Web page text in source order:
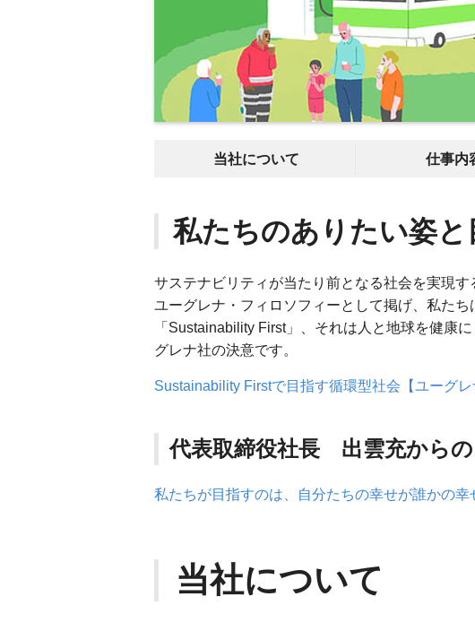
当社について 仕事内
私たちのありたい姿と
サステナビリティが当たり前となる社会を実現
ユーグレナ・フィロソフィーとして掲げ、私たち
「Sustainability First」、それは人と地球を健康
グレナ社の決意です。
Sustainability Firstで目指す循環型社会【ユーグレ
代表取締役社長 出雲充から
私たちが目指すのは、自分たちの幸せが誰かの幸
当社について